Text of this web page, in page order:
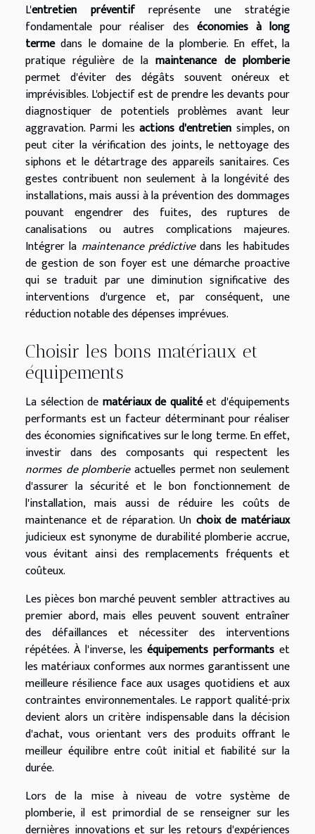
L'entretien préventifreprésente une stratégie
fondamentale pour réaliser des économies à long
termedans le domaine de la plomberie. En effet, la
pratique régulière de lamaintenance de plomberie
permet d'éviter des dégâts souvent onéreux et
imprévisibles. L'objectif est de prendre les devants pour
diagnostiquer de potentiels problèmes avant leur
aggravation. Parmi les actions d'entretien simples, on
peut citer la vérification des joints, le nettoyage des
siphons et le détartrage des appareils sanitaires. Ces
gestes contribuent non seulement à la longévité des
installations, mais aussi à la prévention des dommages
pouvant engendrer des fuites, des ruptures de
canalisations ou autres complications majeures.
Intégrer la maintenance prédictivedans les habitudes
de gestion de son foyer est une démarche proactive
qui se traduit par une diminution significative des
interventions d'urgence et, par conséquent, une
réduction notable des dépenses imprévues.
Choisir les bons matériaux et
équipements
La sélection de matériaux de qualitéet d'équipements
performants est un facteur déterminant pour réaliser
des économies significatives sur le long terme. En effet,
investir dans des composants qui respectent les
normes de plomberieactuelles permet non seulement
d'assurer la sécurité et le bon fonctionnement de
l'installation, mais aussi de réduire les coûts de
maintenance et de réparation. Un choix de matériaux
judicieux est synonyme de durabilité plomberie accrue,
vous évitant ainsi des remplacements fréquents et
coûteux.
Les pièces bon marché peuvent sembler attractives au
premier abord, mais elles peuvent souvent entraîner
des défaillances et nécessiter des interventions
répétées. À l'inverse, leséquipements performants et
les matériaux conformes aux normes garantissent une
meilleure résilience face aux usages quotidiens et aux
contraintes environnementales. Le rapport qualité-prix
devient alors un critère indispensable dans la décision
d'achat, vous orientant vers des produits offrant le
meilleur équilibre entre coût initial et fiabilité sur la
durée.
Lors de la mise à niveau de votre système de
plomberie, il est primordial de se renseigner sur les